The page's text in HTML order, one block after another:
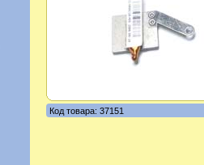
Код товара: 37151